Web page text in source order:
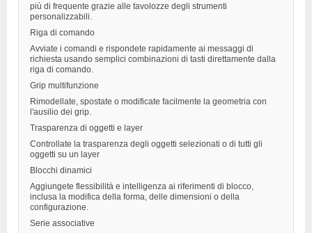
più di frequente grazie alle tavolozze degli strumenti
personalizzabili.
Riga di comando
Avviate i comandi e rispondete rapidamente ai messaggi di
richiesta usando semplici combinazioni di tasti direttamente dalla
riga di comando.
Grip multifunzione
Rimodellate, spostate o modificate facilmente la geometria con
l'ausilio dei grip.
Trasparenza di oggetti e layer
Controllate la trasparenza degli oggetti selezionati o di tutti gli
oggetti su un layer
Blocchi dinamici
Aggiungete flessibilità e intelligenza ai riferimenti di blocco,
inclusa la modifica della forma, delle dimensioni o della
configurazione.
Serie associative